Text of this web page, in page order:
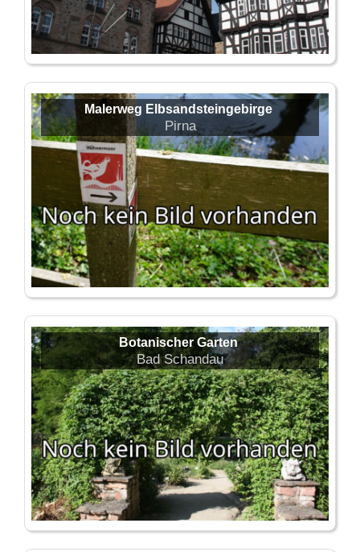
Malerweg Elbsandsteingebirge
Pirna
Botanischer Garten
Bad Schandau